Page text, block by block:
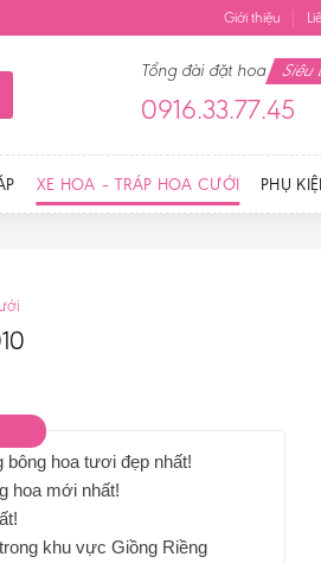
Giới thiệu
Tổng đài đặt hoa Siêu
0916.33.77.45
XE HOA – TRÁP HOA CƯỚI PHỤ
hoa tươi đẹp nhất!
hoa mới nhất!
khu vực Giồng Riềng